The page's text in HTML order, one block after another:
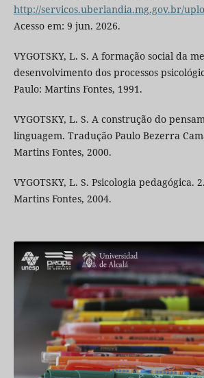
http://servicos.uberlandia.mg.gov.br/
Acesso em: 9 jun. 2026.
VYGOTSKY, L. S. A formação social da
desenvolvimento dos processos
Paulo: Martins Fontes, 1991.
VYGOTSKY, L. S. A construção do
linguagem. Tradução Paulo Bezerra
Martins Fontes, 2000.
VYGOTSKY, L. S. Psicologia pedagógica.
Martins Fontes, 2004.